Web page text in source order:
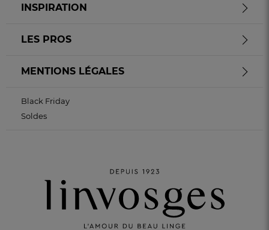
INSPIRATION
LES PROS
MENTIONS LÉGALES
Black Friday
Soldes